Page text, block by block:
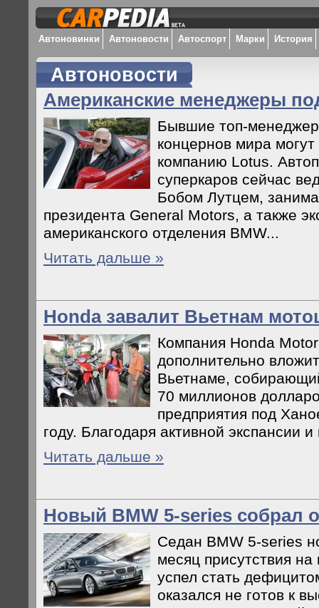
Автоновинки Автоновости Автоспорт Марки История
Автоновости
Американские менеджеры
Бывшие топ-
концернов мира могут
компанию Lotus.
суперкаров сейчас
Бобом Лутцем,
президента General Motors, а также
американского отделения BMW...
Читать дальше »
Honda завалит Вьетнам
Компания Honda
дополнительно
Вьетнаме,
70 миллионов
предприятия под
году. Благодаря активной экспансии и
Читать дальше »
Новый BMW 5-series собрал
Седан BMW 5-series
месяц присутствия
успел стать
оказался не готов к